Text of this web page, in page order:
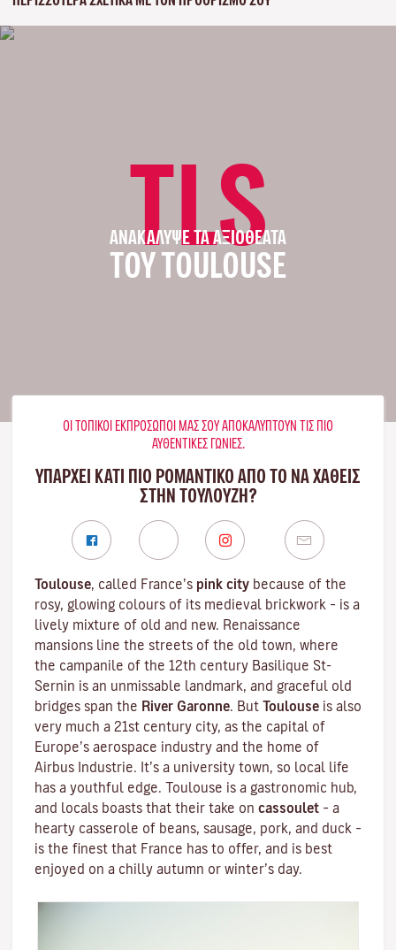
TLS
ΑΝΑΚΆΛΥΨΕ ΤΑ ΑΞΙΟΘΈΑΤΑ
ΤΟΥ TOULOUSE
ΟΙ ΤΟΠΙΚΟΊ ΕΚΠΡΌΣΩΠΟΊ ΜΑΣ ΣΟΥ ΑΠΟΚΑΛΎΠΤΟΥΝ ΤΙΣ ΠΙΟ
ΑΥΘΕΝΤΙΚΈΣ ΓΩΝΙΈΣ.
ΥΠΑΡΧΕΙ ΚΑΤΙ ΠΙΟ ΡΟΜΑΝΤΙΚΟ ΑΠΟ ΤΟ ΝΑ ΧΑΘΕΙΣ
ΣΤΗΝ ΤΟΥΛΟΎΖΗ?
Toulouse, called France’s pink city because of the
rosy, glowing colours of its medieval brickwork – is a
lively mixture of old and new. Renaissance
mansions line the streets of the old town, where
the campanile of the 12th century Basilique St-
Sernin is an unmissable landmark, and graceful old
bridges span the River Garonne. But Toulouse is also
very much a 21st century city, as the capital of
Europe’s aerospace industry and the home of
Airbus Industrie. It’s a university town, so local life
has a youthful edge. Toulouse is a gastronomic hub,
and locals boasts that their take on cassoulet – a
hearty casserole of beans, sausage, pork, and duck –
is the finest that France has to offer, and is best
enjoyed on a chilly autumn or winter’s day.